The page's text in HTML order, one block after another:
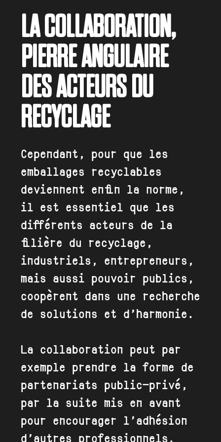
LA COLLABORATION,
PIERRE ANGULAIRE
DES ACTEURS DU
RECYCLAGE
Cependant, pour que les
emballages recyclables
deviennent enfin la norme,
il est essentiel que les
différents acteurs de la
filière du recyclage,
industriels, entrepreneurs,
mais aussi pouvoir publics,
coopèrent dans une recherche
de solutions et d’harmonie.
La collaboration peut par
exemple prendre la forme de
partenariats public-privé,
par la suite mis en avant
pour encourager l’adhésion
d’autres professionnels.